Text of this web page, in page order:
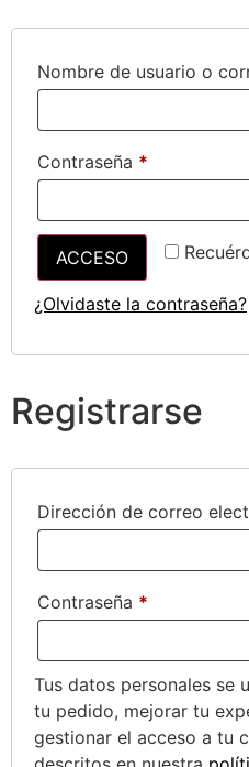
Nombre de usuario o
Contraseña *
ACCESO
¿Olvidaste la contraseña?
Registrarse
Dirección de correo
Contraseña *
Tus datos personales se
tu pedido, mejorar tu
gestionar el acceso a tu